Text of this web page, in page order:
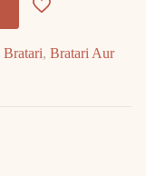
Bratari, Bratari Aur